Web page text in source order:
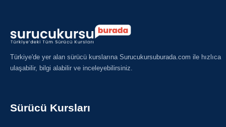
Türkiye'de yer alan sürücü kurslarına Surucukursuburada.com ile hızlıca
ulaşabilir, bilgi alabilir ve inceleyebilirsiniz.
Sürücü Kursları